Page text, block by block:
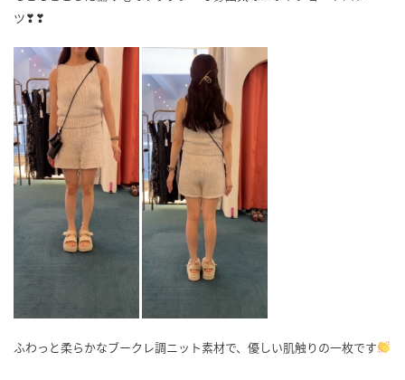
ツ❣❣
ふわっと柔らかなブークレ調ニット素材で、優しい肌触りの一枚です